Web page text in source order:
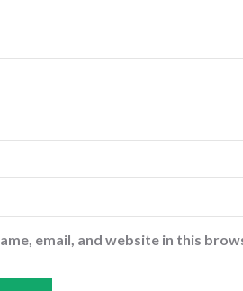
email, and website in this